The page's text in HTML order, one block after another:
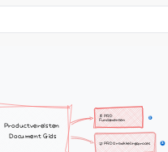
📄 PRD
Fundamenten
8
🤝 PRD Ontwikkelingsproces 26
Productvereisten
Document Gids